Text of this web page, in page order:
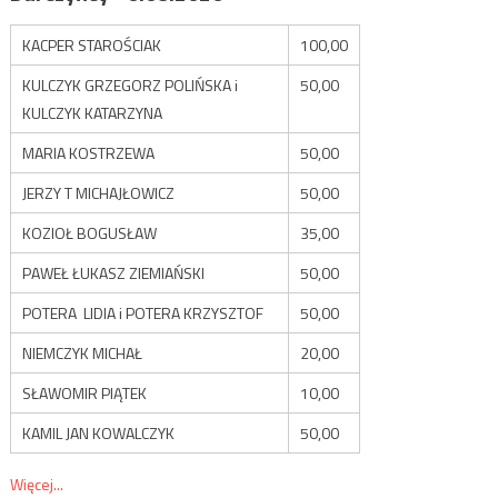
KACPER STAROŚCIAK
100,00
KULCZYK GRZEGORZ POLIŃSKA i
KULCZYK KATARZYNA
50,00
MARIA KOSTRZEWA
50,00
JERZY T MICHAJŁOWICZ
50,00
KOZIOŁ BOGUSŁAW
35,00
PAWEŁ ŁUKASZ ZIEMIAŃSKI
50,00
POTERA LIDIA i POTERA KRZYSZTOF
50,00
NIEMCZYK MICHAŁ
20,00
SŁAWOMIR PIĄTEK
10,00
KAMIL JAN KOWALCZYK
50,00
Więcej...